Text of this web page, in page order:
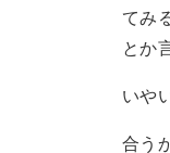
てみ
とか
いや
合う